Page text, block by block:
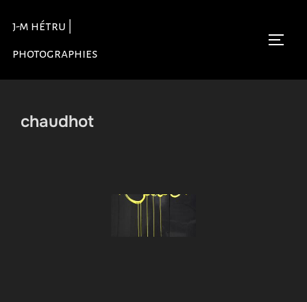
contenu
j-m hétru |
photographies
chaudhot